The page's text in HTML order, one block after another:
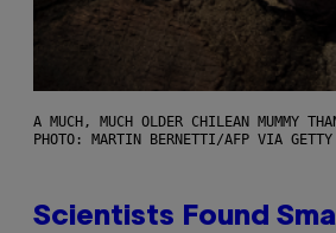
A MUCH, MUCH OLDER CHILEAN MUMMY
PHOTO: MARTIN BERNETTI/AFP VIA GETTY
Scientists Found